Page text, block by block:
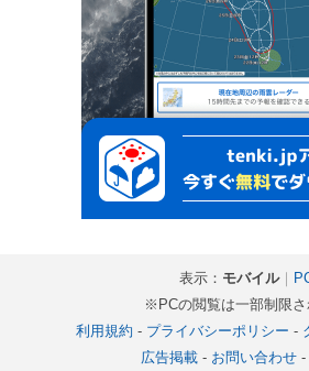
表示： モバイル｜
※PCの閲覧は一部制限さ
利用規約 - プライバシーポリシー -
広告掲載- お問い合わせ-